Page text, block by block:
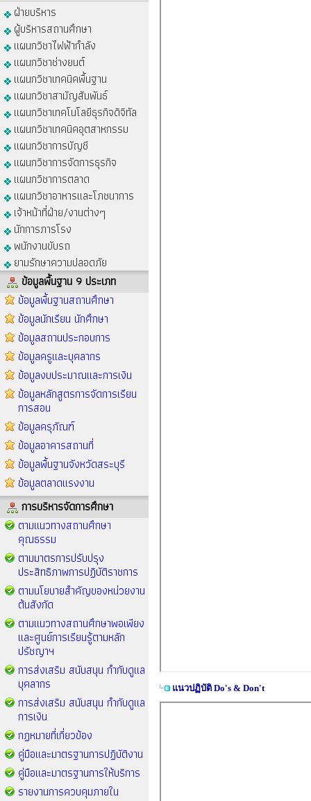
ฝ่ายบริหาร
ผู้บริหารสถานศึกษา
แผนกวิชาไฟฟ้ากำลัง
แผนกวิชาช่างยนต์
แผนกวิชาเทคนิคพื้นฐาน
แผนกวิชาสามัญสัมพันธ์
แผนกวิชาเทคโนโลยีธุรกิจดิจิทัล
แผนกวิชาเทคนิคอุตสาหกรรม
แผนกวิชาการบัญชี
แผนกวิชาการจัดการธุรกิจ
แผนกวิชาการตลาด
แผนกวิชาอาหารและโภชนาการ
เจ้าหน้าที่ฝ่าย/งานต่างๆ
นักการภารโรง
พนักงานขับรถ
ยามรักษาความปลอดภัย
ข้อมูลพื้นฐาน 9 ประเภท
ข้อมูลพื้นฐานสถานศึกษา
ข้อมูลนักเรียน นักศึกษา
ข้อมูลสถานประกอบการ
ข้อมูลครูและบุคลากร
ข้อมูลงบประมาณและการเงิน
ข้อมูลหลักสูตรการจัดการเรียน
การสอน
ข้อมูลครุภัณฑ์
ข้อมูลอาคารสถานที่
ข้อมูลพื้นฐานจังหวัดสระบุรี
ข้อมูลตลาดแรงงาน
การบริหารจัดการศึกษา
ตามแนวทางสถานศึกษา
คุณธรรม
ตามมาตรการปรับปรุง
ประสิทธิภาพการปฏิบัติราชการ
ตามนโยบายสำคัญของหน่วยงาน
ต้นสังกัด
ตามแนวทางสถานศึกษาพอเพียง
และศูนย์การเรียนรู้ตามหลัก
ปรัชญาฯ
การส่งเสริม สนับสนุน กำกับดูแล
บุคลากร
การส่งเสริม สนับสนุน กำกับดูแล
การเงิน
กฏหมายที่เกี่ยวข้อง
คู่มือและมาตรฐานการปฏิบัติงาน
คู่มือและมาตรฐานการให้บริการ
รายงานการควบคุมภายใน
แนวปฏิบัติ Do's & Don't